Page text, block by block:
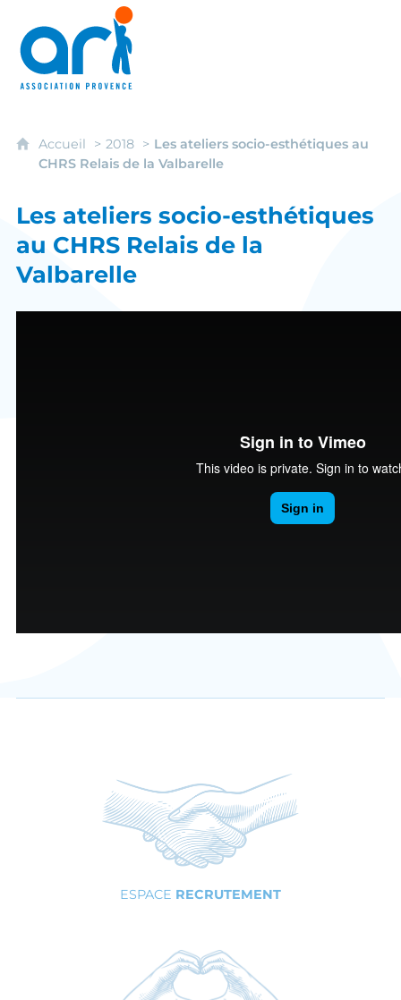
ARI - Association régionale pour
Accueil 2018
Les ateliers socio-esthétiques au
CHRS Relais de la Valbarelle
Les ateliers socio-esthétiques
au CHRS Relais de la
Valbarelle
ESPACE RECRUTEMENT